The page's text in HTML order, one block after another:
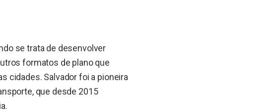
se trata de desenvolver
formatos de plano que
cidades. Salvador foi a pioneira
que desde 2015